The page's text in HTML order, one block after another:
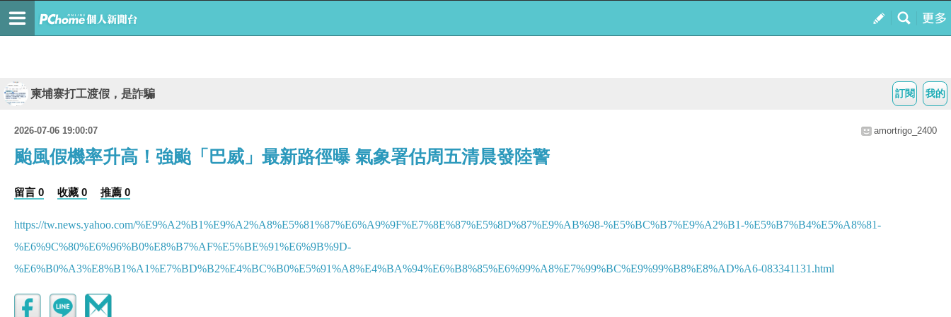
我的
訂閱
柬埔寨打工渡假，是詐騙
2026-07-06 19:00:07 amortrigo_2400
颱風假機率升高！強颱「巴威」最新路徑曝 氣象署估周五清晨發陸警
留言 0 收藏 0 推薦 0
https://tw.news.yahoo.com/%E9%A2%B1%E9%A2%A8%E5%81%87%E6%A9%9F%E7%8E%87%E5%8D%87%E9%AB%98-%E5%BC%B7%E9%A2%B1-%E5%B7%B4%E5%A8%81-
%E6%9C%80%E6%96%B0%E8%B7%AF%E5%BE%91%E6%9B%9D-
%E6%B0%A3%E8%B1%A1%E7%BD%B2%E4%BC%B0%E5%91%A8%E4%BA%94%E6%B8%85%E6%99%A8%E7%99%BC%E9%99%B8%E8%AD%A6-083341131.html